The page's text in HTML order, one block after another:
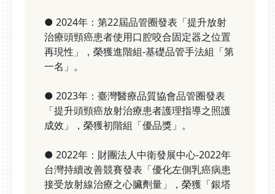
● 2024年：第22屆品管圈發表「提升放射
治療頭頸癌患者使用口腔咬合固定器之位置
再現性」，榮獲進階組-基礎品管手法組「第
一名」。
● 2023年：臺灣醫療品質協會品管圈發表
「提升頭頸癌放射治療患者護理指導之照護
成效」，榮獲初階組「優品獎」。
● 2022年：財團法人中衛發展中心-2022年
台灣持續改善競賽發表「優化左側乳癌病患
接受放射線治療之心臟劑量」，榮獲「銀塔